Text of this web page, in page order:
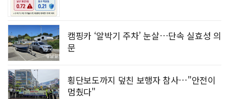
캠핑카 ‘알박기 주차’ 눈살…단속 실효성 의
문
횡단보도까지 덮친 보행자 참사…"안전이
멈췄다"